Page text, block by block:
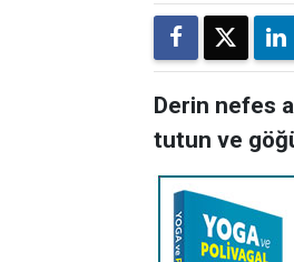
Derin nefes
tutun ve